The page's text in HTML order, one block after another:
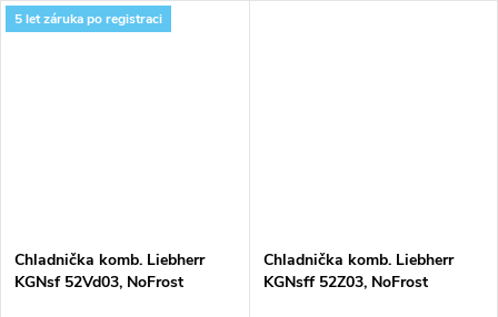
5 let záruka po registraci
Chladnička komb. Liebherr
KGNsf 52Vd03, NoFrost
Chladnička komb. Liebherr
KGNsff 52Z03, NoFrost